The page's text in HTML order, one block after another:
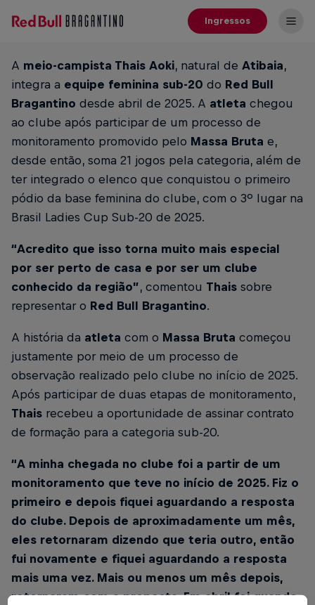
Ingressos
A meio-campista Thais Aoki, natural de Atibaia,
integra a equipe feminina sub-20 do Red Bull
Bragantino desde abril de 2025. A atleta chegou
ao clube após participar de um processo de
monitoramento promovido pelo Massa Bruta e,
desde então, soma 21 jogos pela categoria, além de
ter integrado o elenco que conquistou o primeiro
pódio da base feminina do clube, com o 3º lugar na
Brasil Ladies Cup Sub-20 de 2025.
“Acredito que isso torna muito mais especial
por ser perto de casa e por ser um clube
conhecido da região”, comentou Thais sobre
representar o Red Bull Bragantino.
A história da atleta com o Massa Bruta começou
justamente por meio de um processo de
observação realizado pelo clube no início de 2025.
Após participar de duas etapas de monitoramento,
Thais recebeu a oportunidade de assinar contrato
de formação para a categoria sub-20.
“A minha chegada no clube foi a partir de um
monitoramento que teve no início de 2025. Fiz o
primeiro e depois fiquei aguardando a resposta
do clube. Depois de aproximadamente um mês,
eles retornaram dizendo que teria outro, então
fui novamente e fiquei aguardando a resposta
mais uma vez. Mais ou menos um mês depois,
retornaram com a proposta. Em abril foi quando